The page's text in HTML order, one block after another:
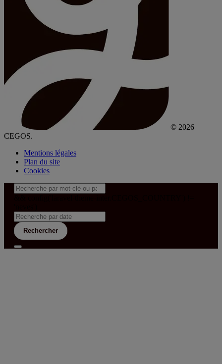
© 2026
CEGOS.
Mentions légales
Plan du site
Cookies
Rechercher